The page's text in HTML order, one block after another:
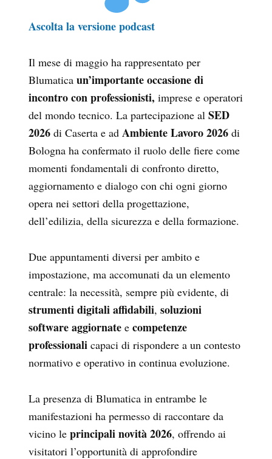
Ascolta la versione podcast
Il mese di maggio ha rappresentato per
Blumatica un’importante occasione di
incontro con professionisti, imprese e operatori
del mondo tecnico. La partecipazione al SED
2026 di Caserta e ad Ambiente Lavoro 2026 di
Bologna ha confermato il ruolo delle fiere come
momenti fondamentali di confronto diretto,
aggiornamento e dialogo con chi ogni giorno
opera nei settori della progettazione,
dell’edilizia, della sicurezza e della formazione.
Due appuntamenti diversi per ambito e
impostazione, ma accomunati da un elemento
centrale: la necessità, sempre più evidente, di
strumenti digitali affidabili, soluzioni
software aggiornate e competenze
professionali capaci di rispondere a un contesto
normativo e operativo in continua evoluzione.
La presenza di Blumatica in entrambe le
manifestazioni ha permesso di raccontare da
vicino le principali novità 2026, offrendo ai
visitatori l’opportunità di approfondire